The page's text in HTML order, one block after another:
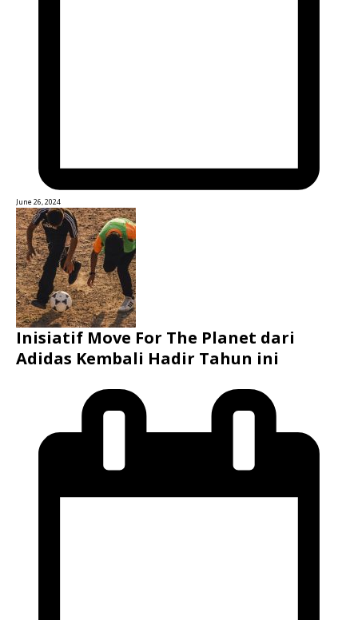
June 26, 2024
Inisiatif Move For The Planet dari
Adidas Kembali Hadir Tahun ini